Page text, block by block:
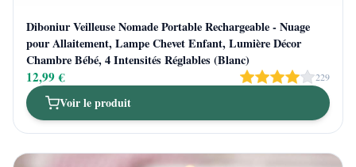
Diboniur Veilleuse Nomade Portable Rechargeable - Nuage
pour Allaitement, Lampe Chevet Enfant, Lumière Décor
Chambre Bébé, 4 Intensités Réglables (Blanc)
12,99 € 229
Voir le produit